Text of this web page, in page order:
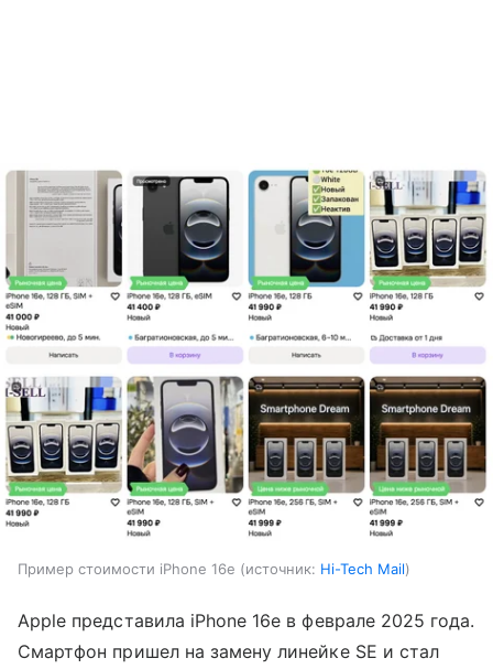
Пример стоимости iPhone 16e источник: Hi-Tech Mail
Apple представила iPhone 16e в феврале 2025 года.
Смартфон пришел на замену линейке SE и стал